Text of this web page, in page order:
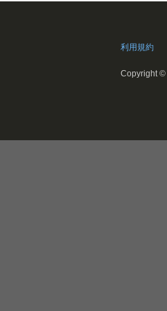
利用規約
Copyright ©